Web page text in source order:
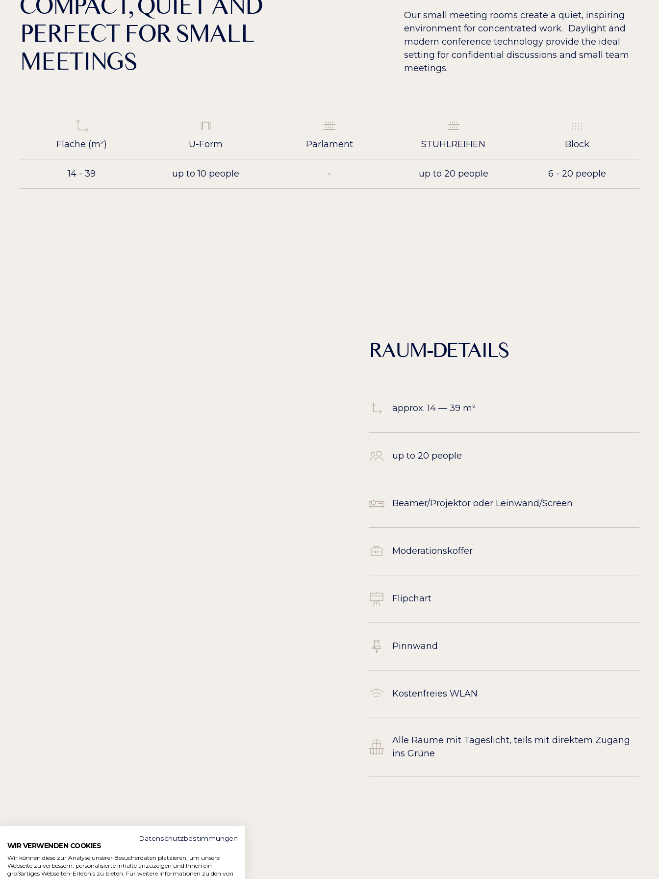
PERFECT FOR SMALL
MEETINGS
Our small meeting rooms create a quiet, inspiring
environment for concentrated work. Daylight and
modern conference technology provide the ideal
setting for confidential discussions and small team
meetings.
Fläche (m²) U-Form Parlament STUHLREIHEN Block
14 - 39 up to 10 people - up to 20 people 6 - 20 people
RAUM-DETAILS
approx. 14 — 39 m²
up to 20 people
Beamer/Projektor oder Leinwand/Screen
Moderationskoffer
Flipchart
Pinnwand
Kostenfreies WLAN
Alle Räume mit Tageslicht, teils mit direktem Zugang
ins Grüne
Datenschutzbestimmungen
WIR VERWENDEN COOKIES
Wir können diese zur Analyse unserer Besucherdaten platzieren, um unsere
Webseite zu verbessern, personalisierte Inhalte anzuzeigen und Ihnen ein
großartiges Webseiten-Erlebnis zu bieten. Für weitere Informationen zu den von